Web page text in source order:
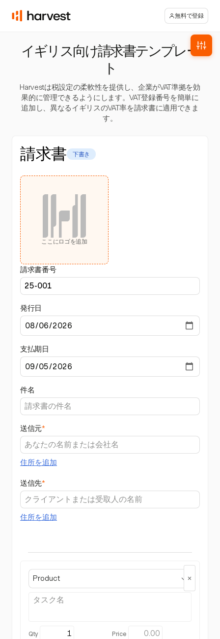
無料で登録
イギリス向け請求書テンプレー
ト
Harvestは税設定の柔軟性を提供し、企業がVAT準拠を効
果的に管理できるようにします。VAT登録番号を簡単に
追加し、異なるイギリスのVAT率を請求書に適用できま
す。
請求書 下書き
ここにロゴを追加
請求書番号
発行日
支払期日
件名
送信元*
住所を追加
送信先*
住所を追加
Product